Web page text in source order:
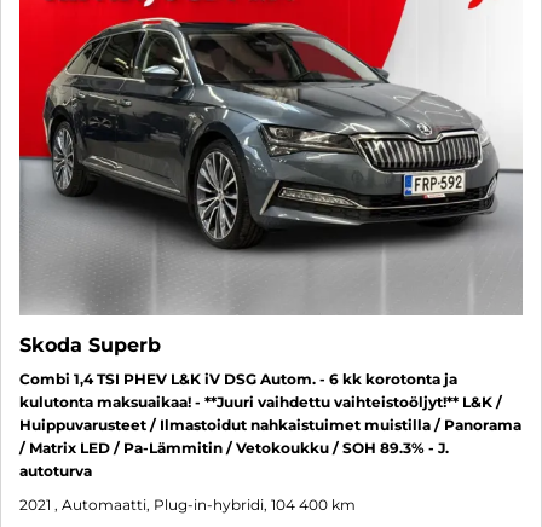
Skoda Superb
Combi 1,4 TSI PHEV L&K iV DSG Autom. - 6 kk korotonta ja
kulutonta maksuaikaa! - **Juuri vaihdettu vaihteistoöljyt!** L&K /
Huippuvarusteet / Ilmastoidut nahkaistuimet muistilla / Panorama
/ Matrix LED / Pa-Lämmitin / Vetokoukku / SOH 89.3% - J.
autoturva
2021 , Automaatti, Plug-in-hybridi, 104 400 km